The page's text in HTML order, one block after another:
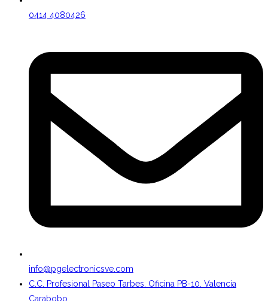
0414 4080426
info@pgelectronicsve.com
C.C. Profesional Paseo Tarbes. Oficina PB-10. Valencia
Carabobo